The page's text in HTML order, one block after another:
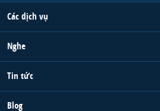
Các dịch vụ
Nghe
Tin tức
Blog